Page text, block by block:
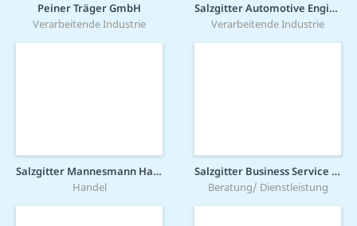
Peiner Träger GmbH
Verarbeitende Industrie
Salzgitter Automotive Engineering GmbH & Co. KG
Verarbeitende Industrie
Salzgitter Mannesmann Handel GmbH
Handel
Salzgitter Business Service GmbH
Beratung/ Dienstleistung